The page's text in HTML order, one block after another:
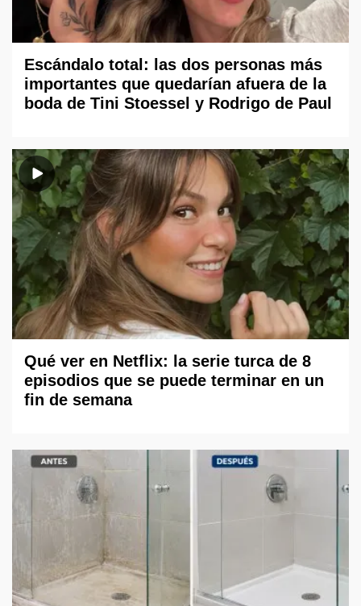
Escándalo total: las dos personas más
importantes que quedarían afuera de la
boda de Tini Stoessel y Rodrigo de Paul
Qué ver en Netflix: la serie turca de 8
episodios que se puede terminar en un
fin de semana